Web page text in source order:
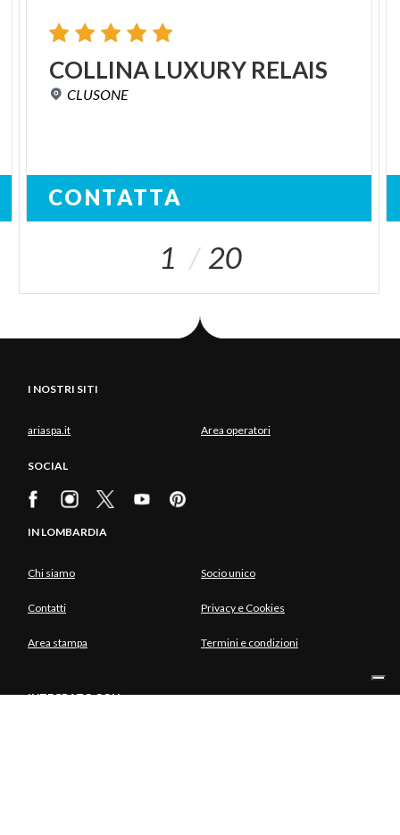
COLLINA LUXURY RELAIS
CLUSONE
CONTATTA
1 20
I NOSTRI SITI
ariaspa.it Area operatori
SOCIAL
IN LOMBARDIA
Chi siamo Socio unico
Contatti Privacy e Cookies
Area stampa Termini e condizioni
INTEGRATO CON